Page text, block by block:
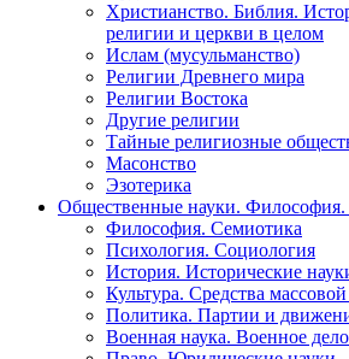
Христианство. Библия.
религии и церкви в целом
Ислам (мусульманство)
Религии Древнего мира
Религии Востока
Другие религии
Тайные религиозные
Масонство
Эзотерика
Общественные науки. Философия.
Философия. Семиотика
Психология. Социология
История. Исторические
Культура. Средства
Политика. Партии и
Военная наука. Военное